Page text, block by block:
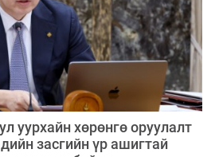
уурхайн хөрөнгө оруулалт
засгийн үр ашигтай